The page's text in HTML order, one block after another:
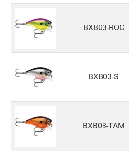
BXB03-ROC
BXB03-S
BXB03-TAM